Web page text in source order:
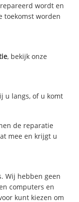
wordt en
toekomst worden
, bekijk onze
u langs, of u komt
de reparatie
mee en krijgt u
Wij hebben geen
computers en
kunt kiezen om